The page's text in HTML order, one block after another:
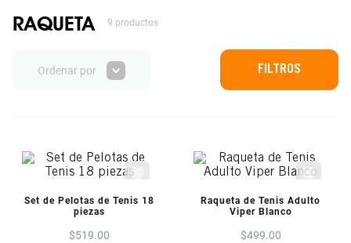
RAQUETA 9 productos
FILTROS
Ordenar por
VISTA PREVIA
Set de Pelotas de Tenis 18
piezas
$519.00
VISTA PREVIA
Raqueta de Tenis Adulto
Viper Blanco
$499.00